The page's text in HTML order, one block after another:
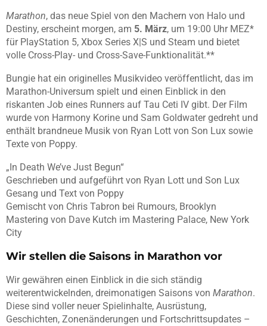
Marathon, das neue Spiel von den Machern von Halo und
Destiny, erscheint morgen, am 5. März, um 19:00 Uhr MEZ*
für PlayStation 5, Xbox Series X|S und Steam und bietet
volle Cross-Play- und Cross-Save-Funktionalität.**
Bungie hat ein originelles Musikvideo veröffentlicht, das im
Marathon-Universum spielt und einen Einblick in den
riskanten Job eines Runners auf Tau Ceti IV gibt. Der Film
wurde von Harmony Korine und Sam Goldwater gedreht und
enthält brandneue Musik von Ryan Lott von Son Lux sowie
Texte von Poppy.
„In Death We’ve Just Begun“
Geschrieben und aufgeführt von Ryan Lott und Son Lux
Gesang und Text von Poppy
Gemischt von Chris Tabron bei Rumours, Brooklyn
Mastering von Dave Kutch im Mastering Palace, New York
City
Wir stellen die Saisons in Marathon vor
Wir gewähren einen Einblick in die sich ständig
weiterentwickelnden, dreimonatigen Saisons von Marathon.
Diese sind voller neuer Spielinhalte, Ausrüstung,
Geschichten, Zonenänderungen und Fortschrittsupdates –